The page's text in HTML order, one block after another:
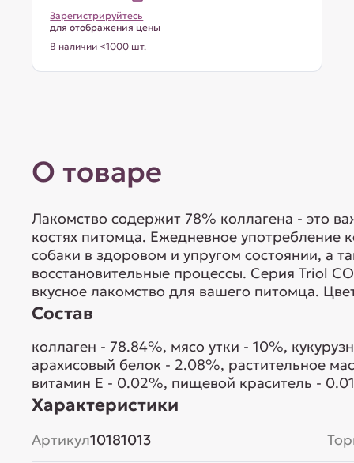
Зарегистрируйтесь
для отображения цены
В наличии <1000 шт.
О товаре
Лакомство содержит 78% коллагена - это
костях питомца. Ежедневное употребление
собаки в здоровом и упругом состоянии, а
восстановительные процессы. Серия Triol
вкусное лакомство для вашего питомца.
Состав
коллаген - 78.84%, мясо утки - 10%,
арахисовый белок - 2.08%, растительное
витамин Е - 0.02%, пищевой краситель -
Характеристики
Артикул10181013